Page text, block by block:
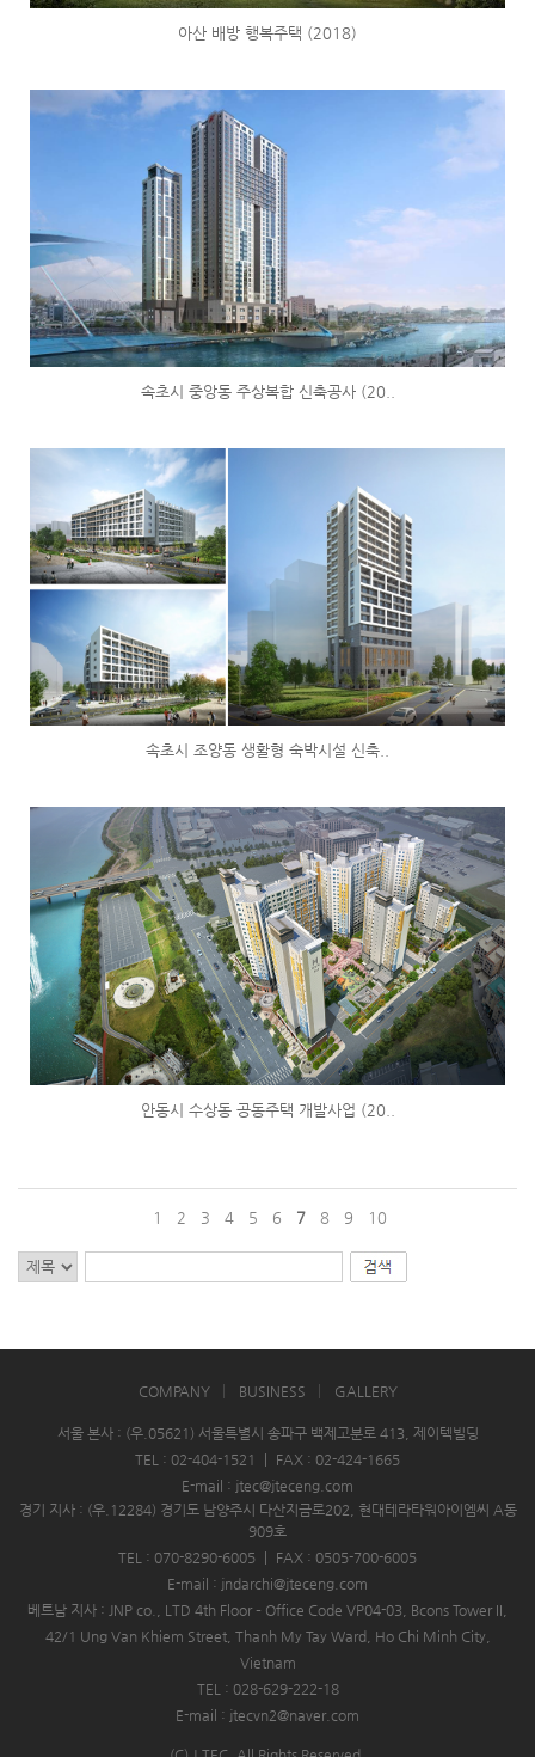
아산 배방 행복주택 (2018)
속초시 중앙동 주상복합 신축공사 (20..
속초시 조양동 생활형 숙박시설 신축..
안동시 수상동 공동주택 개발사업 (20..
1 2 3 4 5 6 7 8 9 10
COMPANY BUSINESS GALLERY
서울 본사 : (우.05621) 서울특별시 송파구 백제고분로 413, 제이텍빌딩
TEL : 02-404-1521
FAX : 02-424-1665
E-mail : jtec@jteceng.com
경기 지사 : (우.12284) 경기도 남양주시 다산지금로202, 현대테라타워아이엠씨 A동
909호
TEL : 070-8290-6005
FAX : 0505-700-6005
E-mail : jndarchi@jteceng.com
베트남 지사 : JNP co., LTD 4th Floor – Office Code VP04-03, Bcons Tower II,
42/1 Ung Van Khiem Street, Thanh My Tay Ward, Ho Chi Minh City,
Vietnam
TEL : 028-629-222-18
E-mail : jtecvn2@naver.com